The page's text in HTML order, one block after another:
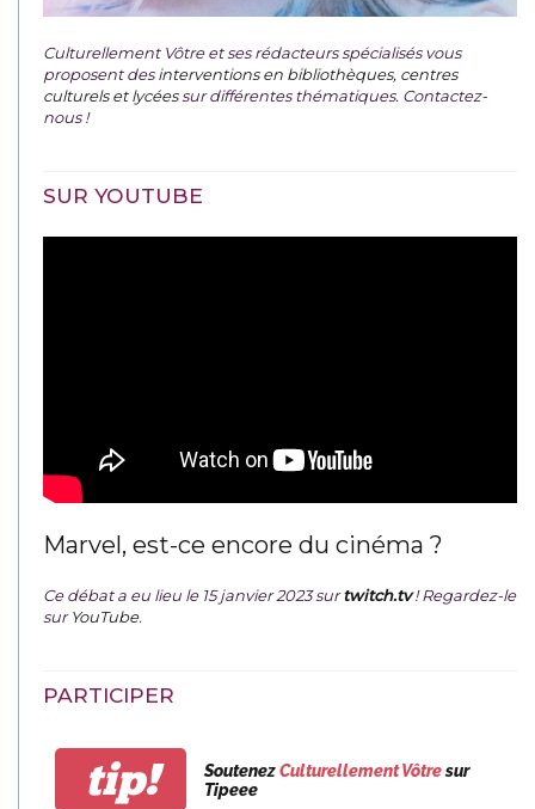
Culturellement Vôtre et ses rédacteurs spécialisés vous
proposent desinterventions en bibliothèques, centres
culturels et lycéessur différentes thématiques. Contactez-
nous !
SUR YOUTUBE
Marvel, est-ce encore du cinéma ?
Ce débat a eu lieu le 15 janvier 2023 surtwitch.tv ! Regardez-le
surYouTube.
PARTICIPER
tip! SoutenezCulturellement Vôtresur
Tipeee